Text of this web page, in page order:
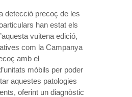
detecció precoç de les
han estat els
vuitena edició,
com la Campanya
amb el
mòbils per poder
aquestes patologies
oferint un diagnòstic